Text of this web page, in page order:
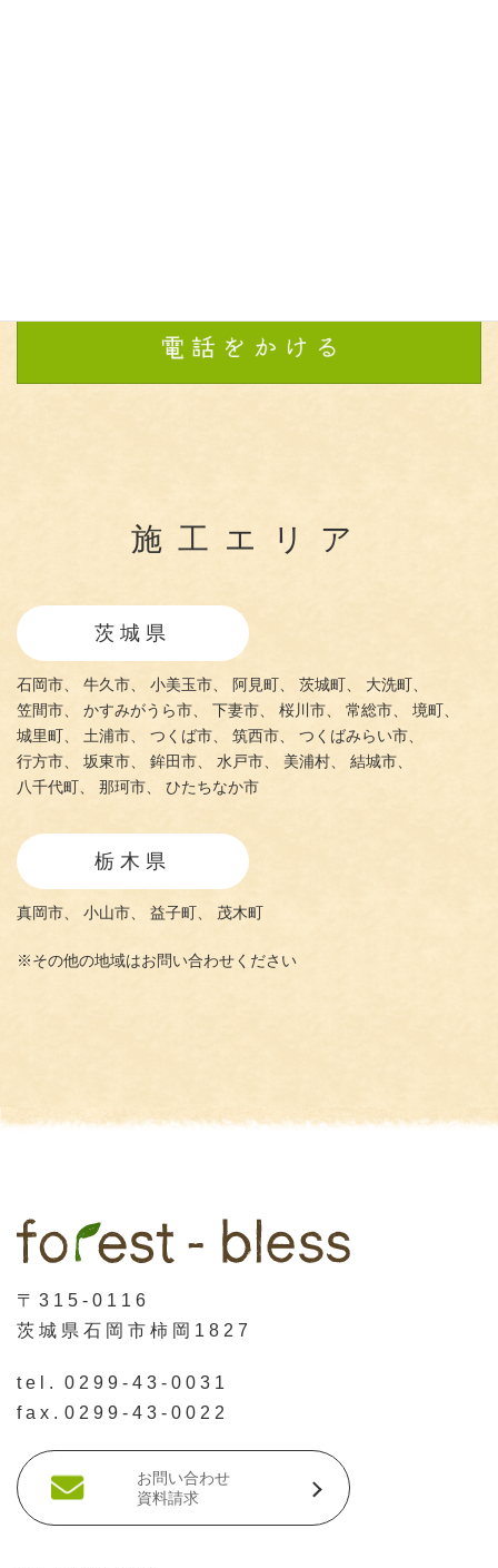
施工エリア
茨城県
石岡市、 牛久市、 小美玉市、 阿見町、 茨城町、
大洗町、
笠間市、
かすみがうら市、 下妻市、 桜川市、 常総市、
境町、
城里町、
土浦市、 つくば市、 筑西市、
つくばみらい市、
行方市、
坂東市、 鉾田市、 水戸市、 美浦村、
結城市、
八千代町、
那珂市、 ひたちなか市
栃木県
真岡市、 小山市、 益子町、 茂木町
※その他の地域はお問い合わせください
〒315-0116
茨城県石岡市柿岡1827
tel.
0299-43-0031
fax. 0299-43-0022
お問い合わせ
資料請求